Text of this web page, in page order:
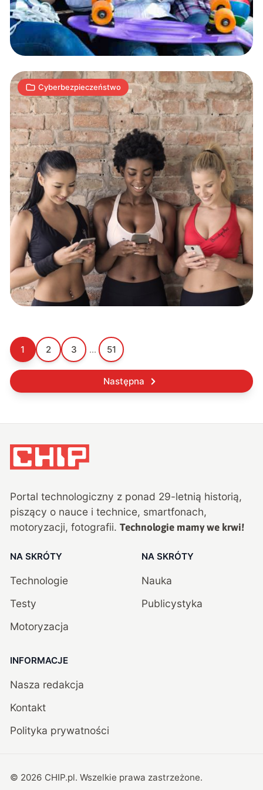
Cyberbezpieczeństwo
Indiach
S 19.04.2019
2
min
1 2 3 ... 51
Następna
Portal technologiczny z ponad 29-letnią historią,
piszący o nauce i technice, smartfonach,
motoryzacji, fotografii. Technologie mamy we krwi!
NA SKRÓTY
Technologie
Testy
Motoryzacja
NA SKRÓTY
Nauka
Publicystyka
INFORMACJE
Nasza redakcja
Kontakt
Polityka prywatności
© 2026 CHIP.pl. Wszelkie prawa zastrzeżone.